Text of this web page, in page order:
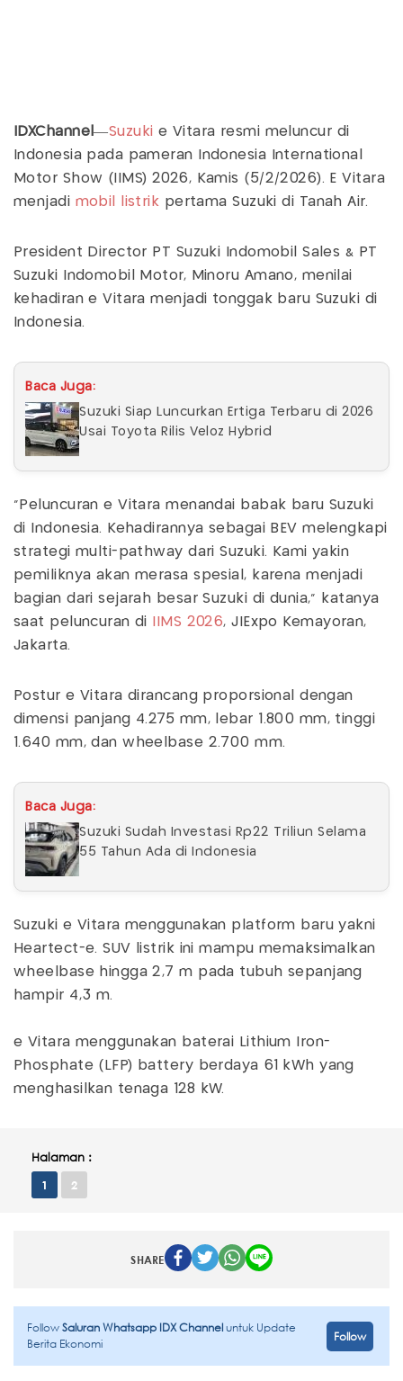
IDXChannel—Suzuki e Vitara resmi meluncur di
Indonesia pada pameran Indonesia International
Motor Show (IIMS) 2026, Kamis (5/2/2026). E Vitara
menjadi mobil listrik pertama Suzuki di Tanah Air.
President Director PT Suzuki Indomobil Sales & PT
Suzuki Indomobil Motor, Minoru Amano, menilai
kehadiran e Vitara menjadi tonggak baru Suzuki di
Indonesia.
Baca Juga:
Suzuki Siap Luncurkan Ertiga Terbaru di 2026
Usai Toyota Rilis Veloz Hybrid
“Peluncuran e Vitara menandai babak baru Suzuki
di Indonesia. Kehadirannya sebagai BEV melengkapi
strategi multi-pathway dari Suzuki. Kami yakin
pemiliknya akan merasa spesial, karena menjadi
bagian dari sejarah besar Suzuki di dunia,” katanya
saat peluncuran di
IIMS 2026, JIExpo Kemayoran,
Jakarta.
Postur e Vitara dirancang proporsional dengan
dimensi panjang 4.275 mm, lebar 1.800 mm, tinggi
1.640 mm, dan wheelbase 2.700 mm.
Baca Juga:
Suzuki Sudah Investasi Rp22 Triliun Selama
55 Tahun Ada di Indonesia
Suzuki e Vitara menggunakan platform baru yakni
Heartect-e. SUV listrik ini mampu memaksimalkan
wheelbase hingga 2,7 m pada tubuh sepanjang
hampir 4,3 m.
e Vitara menggunakan baterai Lithium Iron-
Phosphate (LFP) battery berdaya 61 kWh yang
menghasilkan tenaga 128 kW.
Halaman :
1 2
SHARE
FollowSaluran Whatsapp IDX Channeluntuk Update
Berita Ekonomi
Follow